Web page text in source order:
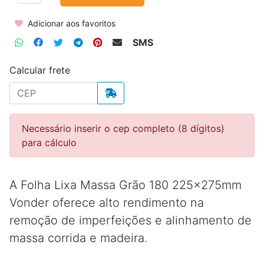
Adicionar aos favoritos
SMS
Calcular frete
Necessário inserir o cep completo (8 dígitos)
para cálculo
A Folha Lixa Massa Grão 180 225x275mm
Vonder oferece alto rendimento na
remoção de imperfeições e alinhamento de
massa corrida e madeira.